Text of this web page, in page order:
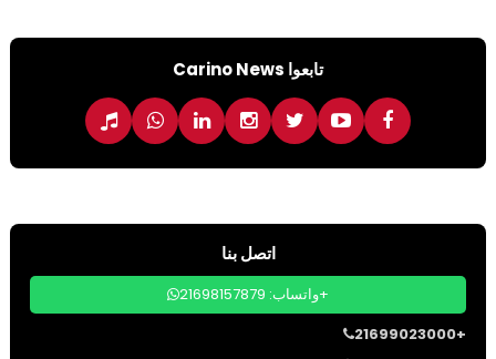
تابعوا Carino News
اتصل بنا
واتساب: 21698157879+
21699023000+